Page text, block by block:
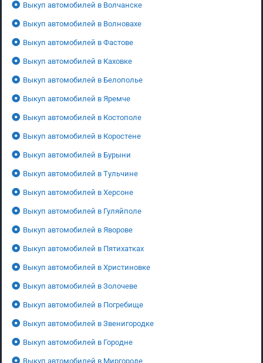
Выкуп автомобилей в Волчанске
Выкуп автомобилей в Волновахе
Выкуп автомобилей в Фастове
Выкуп автомобилей в Каховке
Выкуп автомобилей в Белополье
Выкуп автомобилей в Яремче
Выкуп автомобилей в Костополе
Выкуп автомобилей в Коростене
Выкуп автомобилей в Бурыни
Выкуп автомобилей в Тульчине
Выкуп автомобилей в Херсоне
Выкуп автомобилей в Гуляйполе
Выкуп автомобилей в Яворове
Выкуп автомобилей в Пятихатках
Выкуп автомобилей в Христиновке
Выкуп автомобилей в Золочеве
Выкуп автомобилей в Погребище
Выкуп автомобилей в Звенигородке
Выкуп автомобилей в Городне
Выкуп автомобилей в Миргороде